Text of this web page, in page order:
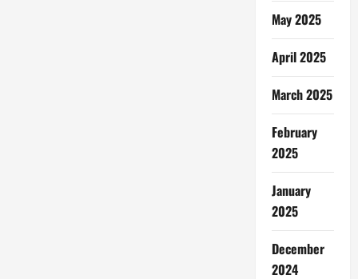
May 2025
April 2025
March 2025
February
2025
January
2025
December
2024